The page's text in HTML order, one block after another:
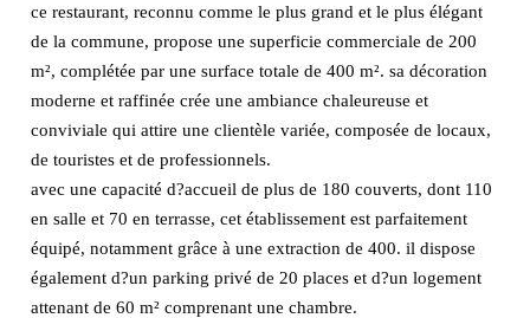
ce restaurant, reconnu comme le plus grand et le plus élégant
de la commune, propose une superficie commerciale de 200
m², complétée par une surface totale de 400 m². sa décoration
moderne et raffinée crée une ambiance chaleureuse et
conviviale qui attire une clientèle variée, composée de locaux,
de touristes et de professionnels.
avec une capacité d?accueil de plus de 180 couverts, dont 110
en salle et 70 en terrasse, cet établissement est parfaitement
équipé, notamment grâce à une extraction de 400. il dispose
également d?un parking privé de 20 places et d?un logement
attenant de 60 m² comprenant une chambre.